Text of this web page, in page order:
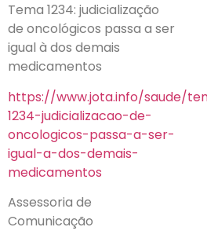
Tema 1234: judicialização
de oncológicos passa a ser
igual à dos demais
medicamentos
https://www.jota.info/saude/
1234-judicializacao-de-
oncologicos-passa-a-ser-
igual-a-dos-demais-
medicamentos
Assessoria de
Comunicação